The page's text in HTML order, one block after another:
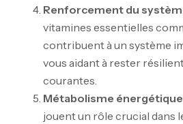
Renforcement du
vitamines essentielles
contribuent à un système
vous aidant à rester
courantes.
Métabolisme énergétique
jouent un rôle crucial dans